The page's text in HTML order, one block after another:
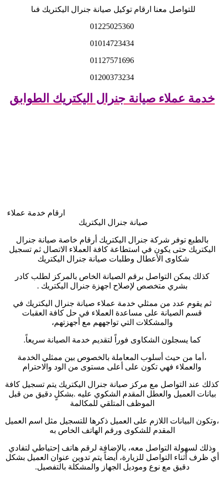
للتواصل معنا ارقام توكيل صيانة جنرال اليكتريك فىا
01225025360
01014723434
01127571696
01200373234
خدمة عملاء صيانة جنرال اليكتريك الطوابق
ارقام خدمة عملاء
صيانة جنرال اليكتريك
بالطبع توفر شركة جنرال اليكتريك أرقام خاصة صيانة جنرال
اليكتريك حتى يكون في استطاعة كافة العملاء الاتصال ثم تسجيل
شكاوى الأعطال وطلبات صيانة جنرال اليكتريك
كذلك يمكن التواصل برقم الصيانة الخاص بالمركز لطلب كادر
بشري متخصص لإصلاح اجهزة جنرال اليكتريك .
ثم يقوم عدد من ممثلي خدمة عملاء صيانة جنرال اليكتريك في
قسم الصيانة على مساعدة العملاء في حل كافة العقبات
والمشكلات التي تواجههم مع أجهزتهم،
كما يسجلون الشكاوى فوراً لتقديم خدمة الصيانة سريعاً.
،أما من حيث أسلوب المعاملة بالخصوص بين ممثلي الخدمة
والعملاء فهي تكون على أعلى مستوى من الود والاحترام
كذلك عند التواصل مع مركز صيانة جنرال اليكتريك يتم تسجيل كافة
بيانات العميل والعطل المقدم الشكوي عليه .بشكلٍ دقيق من قبل
الموظف المتلقي للمكالمة
،وتكون البيانات اللازم على العميل ذكرها للتسجيل مثل اسم العميل
المقدم للشكوى ورقم الهاتف الخاص به
وذلك لسهولة التواصل معه، بالإضافة لرقم هاتف إحتياطي لتفادي
أي ظرف أثناء التواصل للزيارة، أيضاً يتم تدوين عنوان العميل بشكل
دقيق مع نوع وموديل الجهاز والمشكلة بالتفصيل.